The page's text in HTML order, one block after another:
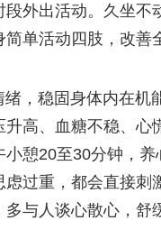
段外出活动。久坐
单活动四肢，改善
，稳固身体内在机
高、血糖不稳、
憩20至30分钟，
过重，都会直接
与人谈心散心，舒